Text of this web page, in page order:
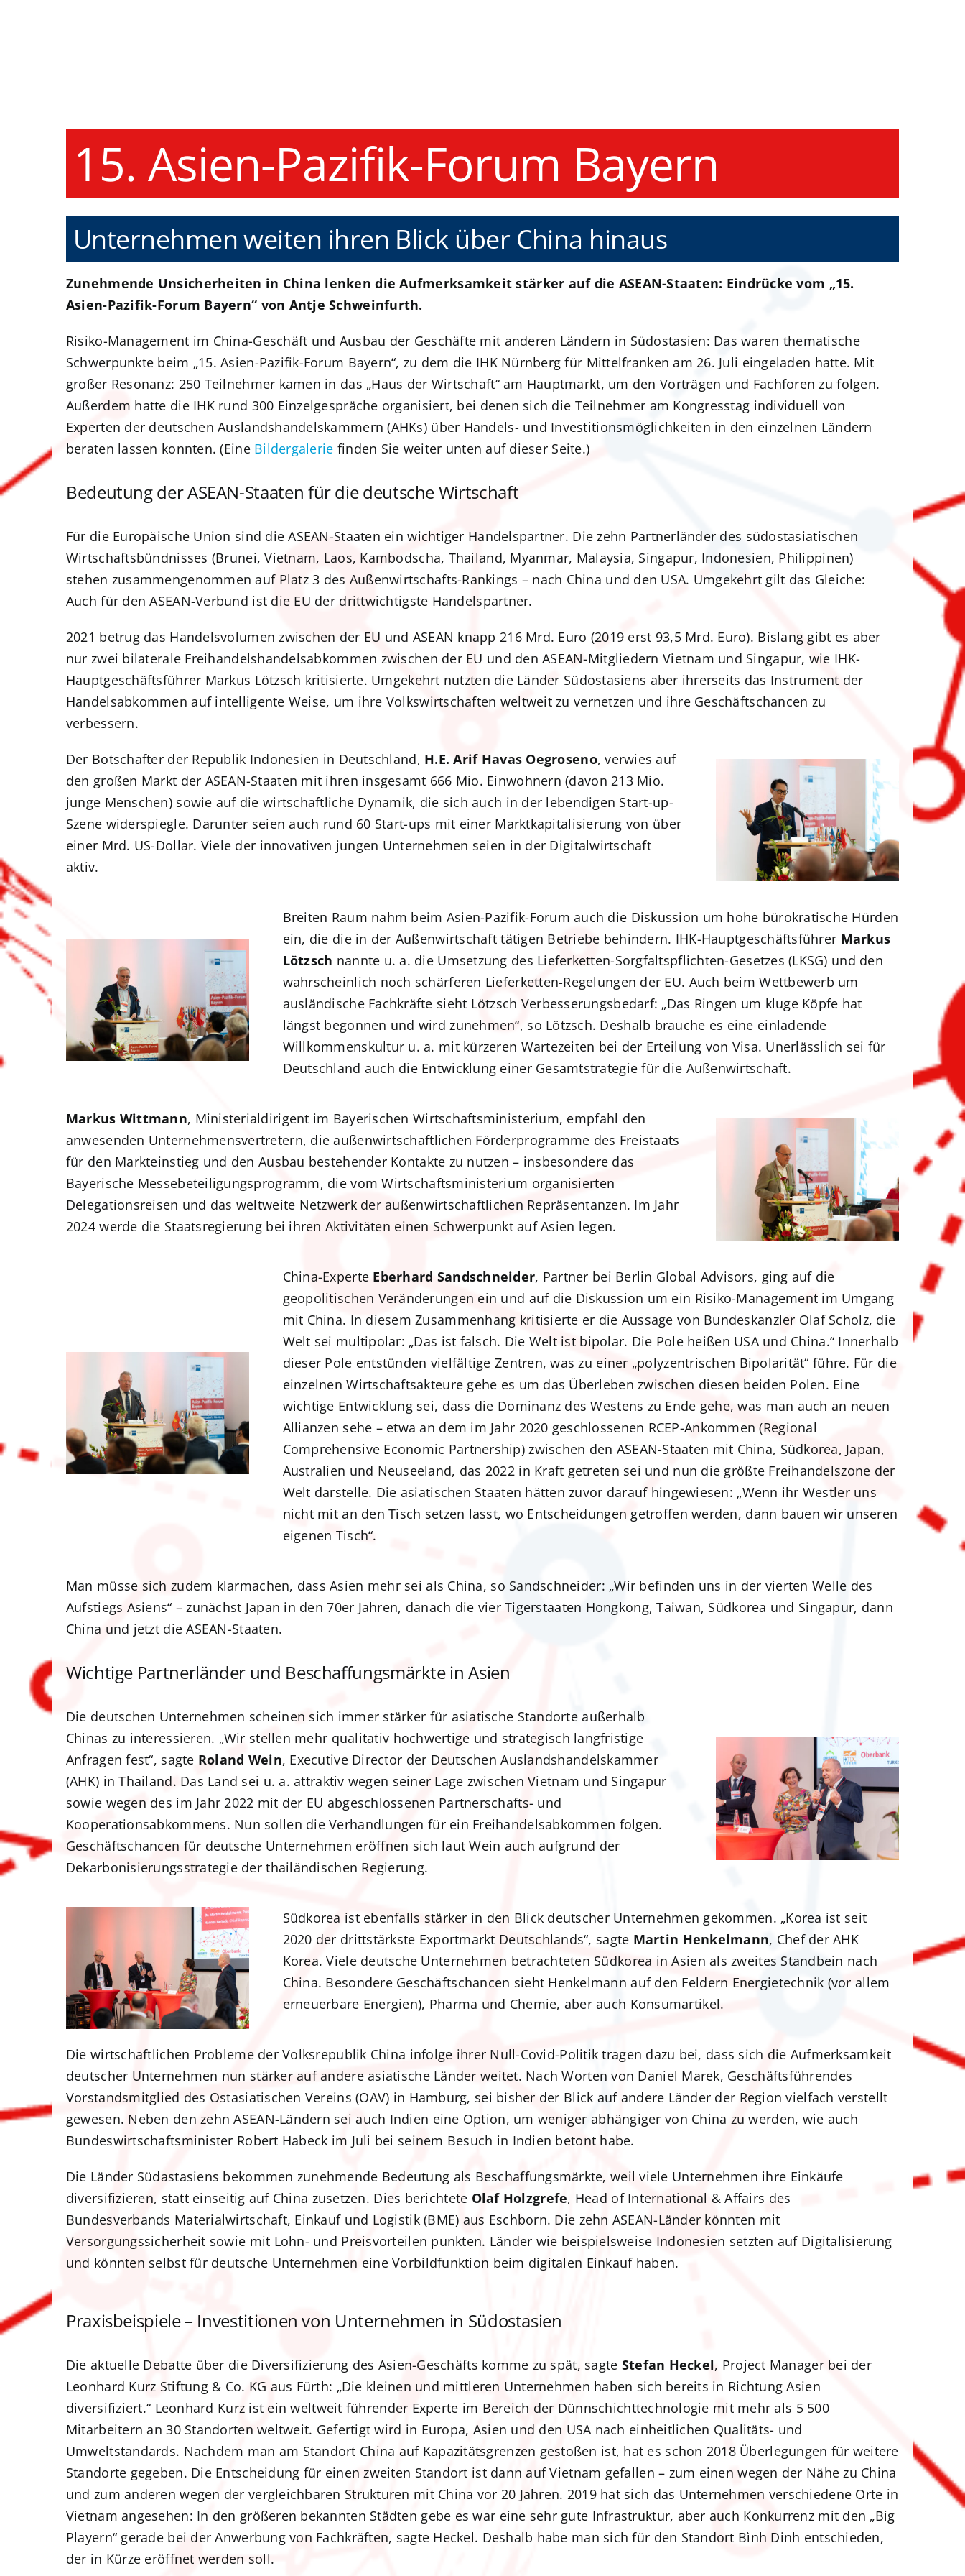
15. Asien-Pazifik-Forum Bayern
Unternehmen weiten ihren Blick über China hinaus
Zunehmende Unsicherheiten in China lenken die Aufmerksamkeit stärker auf die ASEAN-Staaten: Eindrücke vom „15.
Asien-Pazifik-Forum Bayern“ von Antje Schweinfurth.
Risiko-Management im China-Geschäft und Ausbau der Geschäfte mit anderen Ländern in Südostasien: Das waren thematische
Schwerpunkte beim „15. Asien-Pazifik-Forum Bayern“, zu dem die IHK Nürnberg für Mittelfranken am 26. Juli eingeladen hatte. Mit
großer Resonanz: 250 Teilnehmer kamen in das „Haus der Wirtschaft“ am Hauptmarkt, um den Vorträgen und Fachforen zu folgen.
Außerdem hatte die IHK rund 300 Einzelgespräche organisiert, bei denen sich die Teilnehmer am Kongresstag individuell von
Experten der deutschen Auslandshandelskammern (AHKs) über Handels- und Investitionsmöglichkeiten in den einzelnen Ländern
beraten lassen konnten. (Eine Bildergalerie finden Sie weiter unten auf dieser Seite.)
Bedeutung der ASEAN-Staaten für die deutsche Wirtschaft
Für die Europäische Union sind die ASEAN-Staaten ein wichtiger Handelspartner. Die zehn Partnerländer des südostasiatischen
Wirtschaftsbündnisses (Brunei, Vietnam, Laos, Kambodscha, Thailand, Myanmar, Malaysia, Singapur, Indonesien, Philippinen)
stehen zusammengenommen auf Platz 3 des Außenwirtschafts-Rankings – nach China und den USA. Umgekehrt gilt das Gleiche:
Auch für den ASEAN-Verbund ist die EU der drittwichtigste Handelspartner.
2021 betrug das Handelsvolumen zwischen der EU und ASEAN knapp 216 Mrd. Euro (2019 erst 93,5 Mrd. Euro). Bislang gibt es aber
nur zwei bilaterale Freihandelshandelsabkommen zwischen der EU und den ASEAN-Mitgliedern Vietnam und Singapur, wie IHK-
Hauptgeschäftsführer Markus Lötzsch kritisierte. Umgekehrt nutzten die Länder Südostasiens aber ihrerseits das Instrument der
Handelsabkommen auf intelligente Weise, um ihre Volkswirtschaften weltweit zu vernetzen und ihre Geschäftschancen zu
verbessern.
Der Botschafter der Republik Indonesien in Deutschland, H.E. Arif Havas Oegroseno, verwies auf
den großen Markt der ASEAN-Staaten mit ihren insgesamt 666 Mio. Einwohnern (davon 213 Mio.
junge Menschen) sowie auf die wirtschaftliche Dynamik, die sich auch in der lebendigen Start-up-
Szene widerspiegle. Darunter seien auch rund 60 Start-ups mit einer Marktkapitalisierung von über
einer Mrd. US-Dollar. Viele der innovativen jungen Unternehmen seien in der Digitalwirtschaft
aktiv.
Breiten Raum nahm beim Asien-Pazifik-Forum auch die Diskussion um hohe bürokratische Hürden
ein, die die in der Außenwirtschaft tätigen Betriebe behindern. IHK-Hauptgeschäftsführer Markus
Lötzsch nannte u. a. die Umsetzung des Lieferketten-Sorgfaltspflichten-Gesetzes (LKSG) und den
wahrscheinlich noch schärferen Lieferketten-Regelungen der EU. Auch beim Wettbewerb um
ausländische Fachkräfte sieht Lötzsch Verbesserungsbedarf: „Das Ringen um kluge Köpfe hat
längst begonnen und wird zunehmen“, so Lötzsch. Deshalb brauche es eine einladende
Willkommenskultur u. a. mit kürzeren Wartezeiten bei der Erteilung von Visa. Unerlässlich sei für
Deutschland auch die Entwicklung einer Gesamtstrategie für die Außenwirtschaft.
Markus Wittmann, Ministerialdirigent im Bayerischen Wirtschaftsministerium, empfahl den
anwesenden Unternehmensvertretern, die außenwirtschaftlichen Förderprogramme des Freistaats
für den Markteinstieg und den Ausbau bestehender Kontakte zu nutzen – insbesondere das
Bayerische Messebeteiligungsprogramm, die vom Wirtschaftsministerium organisierten
Delegationsreisen und das weltweite Netzwerk der außenwirtschaftlichen Repräsentanzen. Im Jahr
2024 werde die Staatsregierung bei ihren Aktivitäten einen Schwerpunkt auf Asien legen.
China-Experte Eberhard Sandschneider, Partner bei Berlin Global Advisors, ging auf die
geopolitischen Veränderungen ein und auf die Diskussion um ein Risiko-Management im Umgang
mit China. In diesem Zusammenhang kritisierte er die Aussage von Bundeskanzler Olaf Scholz, die
Welt sei multipolar: „Das ist falsch. Die Welt ist bipolar. Die Pole heißen USA und China.“ Innerhalb
dieser Pole entstünden vielfältige Zentren, was zu einer „polyzentrischen Bipolarität“ führe. Für die
einzelnen Wirtschaftsakteure gehe es um das Überleben zwischen diesen beiden Polen. Eine
wichtige Entwicklung sei, dass die Dominanz des Westens zu Ende gehe, was man auch an neuen
Allianzen sehe – etwa an dem im Jahr 2020 geschlossenen RCEP-Ankommen (Regional
Comprehensive Economic Partnership) zwischen den ASEAN-Staaten mit China, Südkorea, Japan,
Australien und Neuseeland, das 2022 in Kraft getreten sei und nun die größte Freihandelszone der
Welt darstelle. Die asiatischen Staaten hätten zuvor darauf hingewiesen: „Wenn ihr Westler uns
nicht mit an den Tisch setzen lasst, wo Entscheidungen getroffen werden, dann bauen wir unseren
eigenen Tisch“.
Man müsse sich zudem klarmachen, dass Asien mehr sei als China, so Sandschneider: „Wir befinden uns in der vierten Welle des
Aufstiegs Asiens“ – zunächst Japan in den 70er Jahren, danach die vier Tigerstaaten Hongkong, Taiwan, Südkorea und Singapur, dann
China und jetzt die ASEAN-Staaten.
Wichtige Partnerländer und Beschaffungsmärkte in Asien
Die deutschen Unternehmen scheinen sich immer stärker für asiatische Standorte außerhalb
Chinas zu interessieren. „Wir stellen mehr qualitativ hochwertige und strategisch langfristige
Anfragen fest“, sagte Roland Wein, Executive Director der Deutschen Auslandshandelskammer
(AHK) in Thailand. Das Land sei u. a. attraktiv wegen seiner Lage zwischen Vietnam und Singapur
sowie wegen des im Jahr 2022 mit der EU abgeschlossenen Partnerschafts- und
Kooperationsabkommens. Nun sollen die Verhandlungen für ein Freihandelsabkommen folgen.
Geschäftschancen für deutsche Unternehmen eröffnen sich laut Wein auch aufgrund der
Dekarbonisierungsstrategie der thailändischen Regierung.
Südkorea ist ebenfalls stärker in den Blick deutscher Unternehmen gekommen. „Korea ist seit
2020 der drittstärkste Exportmarkt Deutschlands“, sagte Martin Henkelmann, Chef der AHK
Korea. Viele deutsche Unternehmen betrachteten Südkorea in Asien als zweites Standbein nach
China. Besondere Geschäftschancen sieht Henkelmann auf den Feldern Energietechnik (vor allem
erneuerbare Energien), Pharma und Chemie, aber auch Konsumartikel.
Die wirtschaftlichen Probleme der Volksrepublik China infolge ihrer Null-Covid-Politik tragen dazu bei, dass sich die Aufmerksamkeit
deutscher Unternehmen nun stärker auf andere asiatische Länder weitet. Nach Worten von Daniel Marek, Geschäftsführendes
Vorstandsmitglied des Ostasiatischen Vereins (OAV) in Hamburg, sei bisher der Blick auf andere Länder der Region vielfach verstellt
gewesen. Neben den zehn ASEAN-Ländern sei auch Indien eine Option, um weniger abhängiger von China zu werden, wie auch
Bundeswirtschaftsminister Robert Habeck im Juli bei seinem Besuch in Indien betont habe.
Die Länder Südastasiens bekommen zunehmende Bedeutung als Beschaffungsmärkte, weil viele Unternehmen ihre Einkäufe
diversifizieren, statt einseitig auf China zusetzen. Dies berichtete Olaf Holzgrefe, Head of International & Affairs des
Bundesverbands Materialwirtschaft, Einkauf und Logistik (BME) aus Eschborn. Die zehn ASEAN-Länder könnten mit
Versorgungssicherheit sowie mit Lohn- und Preisvorteilen punkten. Länder wie beispielsweise Indonesien setzten auf Digitalisierung
und könnten selbst für deutsche Unternehmen eine Vorbildfunktion beim digitalen Einkauf haben.
Praxisbeispiele – Investitionen von Unternehmen in Südostasien
Die aktuelle Debatte über die Diversifizierung des Asien-Geschäfts komme zu spät, sagte Stefan Heckel, Project Manager bei der
Leonhard Kurz Stiftung & Co. KG aus Fürth: „Die kleinen und mittleren Unternehmen haben sich bereits in Richtung Asien
diversifiziert.“ Leonhard Kurz ist ein weltweit führender Experte im Bereich der Dünnschichttechnologie mit mehr als 5 500
Mitarbeitern an 30 Standorten weltweit. Gefertigt wird in Europa, Asien und den USA nach einheitlichen Qualitäts- und
Umweltstandards. Nachdem man am Standort China auf Kapazitätsgrenzen gestoßen ist, hat es schon 2018 Überlegungen für weitere
Standorte gegeben. Die Entscheidung für einen zweiten Standort ist dann auf Vietnam gefallen – zum einen wegen der Nähe zu China
und zum anderen wegen der vergleichbaren Strukturen mit China vor 20 Jahren. 2019 hat sich das Unternehmen verschiedene Orte in
Vietnam angesehen: In den größeren bekannten Städten gebe es war eine sehr gute Infrastruktur, aber auch Konkurrenz mit den „Big
Playern“ gerade bei der Anwerbung von Fachkräften, sagte Heckel. Deshalb habe man sich für den Standort Bình Dinh entschieden,
der in Kürze eröffnet werden soll.